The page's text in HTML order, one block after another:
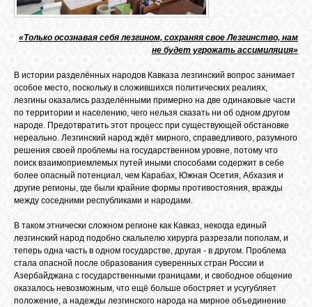
ЛЕЗГИН
ФОРУМ
О САЙТЕ
ФОТО
«Только осознавая себя лезгином, сохраняя свое Лезгинство, нам
не будет угрожать ассимиляция»
В истории разделённых народов Кавказа лезгинский вопрос занимает
особое место, поскольку в сложившихся политических реалиях,
лезгины оказались разделёнными примерно на две одинаковые части
по территории и населению, чего нельзя сказать ни об одном другом
народе. Предотвратить этот процесс при существующей обстановке
нереально. Лезгинский народ ждёт мирного, справедливого, разумного
решения своей проблемы на государственном уровне, потому что
поиск взаимоприемлемых путей иными способами содержит в себе
более опасный потенциал, чем Карабах, Южная Осетия, Абхазия и
другие регионы, где были крайние формы противостояния, вражды
между соседними республиками и народами.
В таком этнически сложном регионе как Кавказ, некогда единый
лезгинский народ подобно скальпелю хирурга разрезали пополам, и
теперь одна часть в одном государстве, другая - в другом. Проблема
стала опасной после образования суверенных стран России и
Азербайджана с государственными границами, и свободное общение
оказалось невозможным, что ещё больше обостряет и усугубляет
положение, а надежды лезгинского народа на мирное объединение